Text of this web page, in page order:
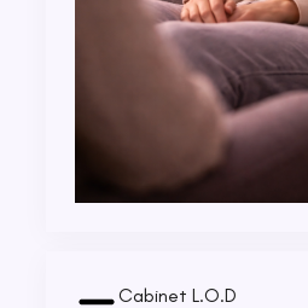
Cabinet L.O.D